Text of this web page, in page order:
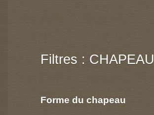
Filtres : CHAPEAU
Forme du chapeau